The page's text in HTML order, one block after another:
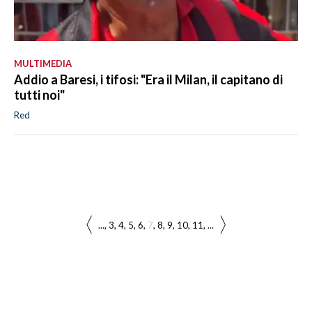
MULTIMEDIA
Addio a Baresi, i tifosi: "Era il Milan, il capitano di
tutti noi"
Red
... 3 4 5 6 7 8 9 10 11 ...